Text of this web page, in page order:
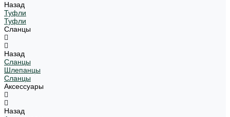
Назад
Туфли
Туфли
Сланцы
Назад
Сланцы
Шлепанцы
Сланцы
Аксессуары
Назад